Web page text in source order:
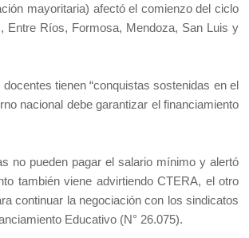
mayoritaria) afectó el comienzo del ciclo
Entre Ríos, Formosa, Mendoza, San Luis y
tienen “conquistas sostenidas en el
nacional debe garantizar el financiamiento
no pueden pagar el salario mínimo y alertó
también viene advirtiendo CTERA, el otro
continuar la negociación con los sindicatos
Educativo (N° 26.075).